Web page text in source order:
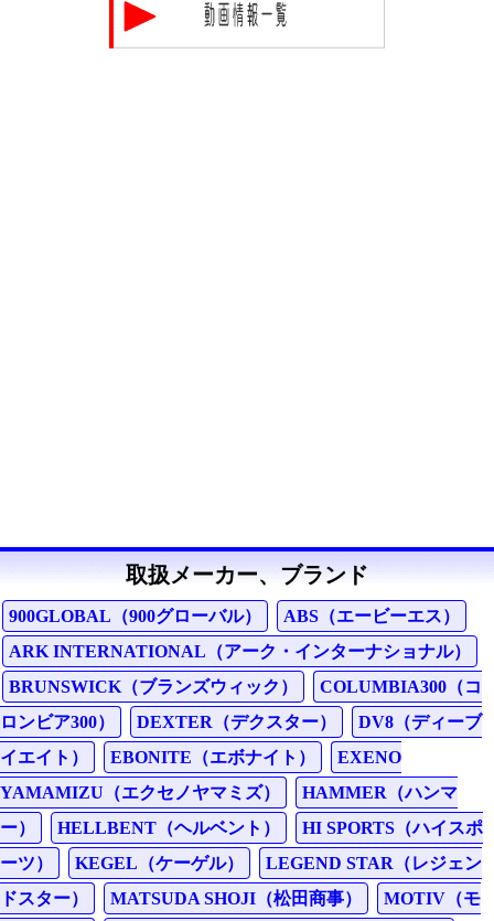
取扱メーカー、ブランド
900GLOBAL（900グローバル）
ABS（エービーエス）
ARK INTERNATIONAL（アーク・インターナショナル）
BRUNSWICK（ブランズウィック）
COLUMBIA300（コ
ロンビア300）
DEXTER（デクスター）
DV8（ディーブ
イエイト）
EBONITE（エボナイト）
EXENO
YAMAMIZU（エクセノヤマミズ）
HAMMER（ハンマ
ー）
HELLBENT（ヘルベント）
HI SPORTS（ハイスポ
ーツ）
KEGEL（ケーゲル）
LEGEND STAR（レジェン
ドスター）
MATSUDA SHOJI（松田商事）
MOTIV（モ